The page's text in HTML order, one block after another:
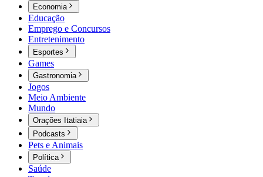
Economia
Educação
Emprego e Concursos
Entretenimento
Esportes
Games
Gastronomia
Jogos
Meio Ambiente
Mundo
Orações Itatiaia
Podcasts
Pets e Animais
Política
Saúde